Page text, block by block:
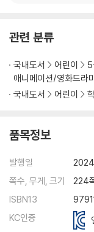
관련 분류
국내도서 어린이
애니메이션/영화드라
국내도서
어린이
품목정보
발행일
쪽수, 무게, 크기
224
ISBN13
KC인증